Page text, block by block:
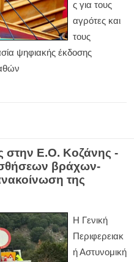
ς για τους
αγρότες και
τους
ψηφιακής έκδοσης
στην Ε.Ο. Κοζάνης -
βράχων-
της
Η Γενική
Περιφερειακ
ή Αστυνομική